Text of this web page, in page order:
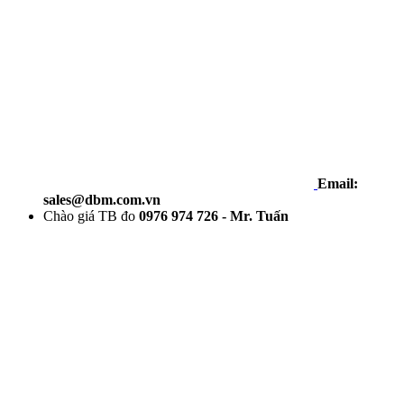
Email:
sales@dbm.com.vn
Chào giá TB đo 0976 974 726 - Mr. Tuấn